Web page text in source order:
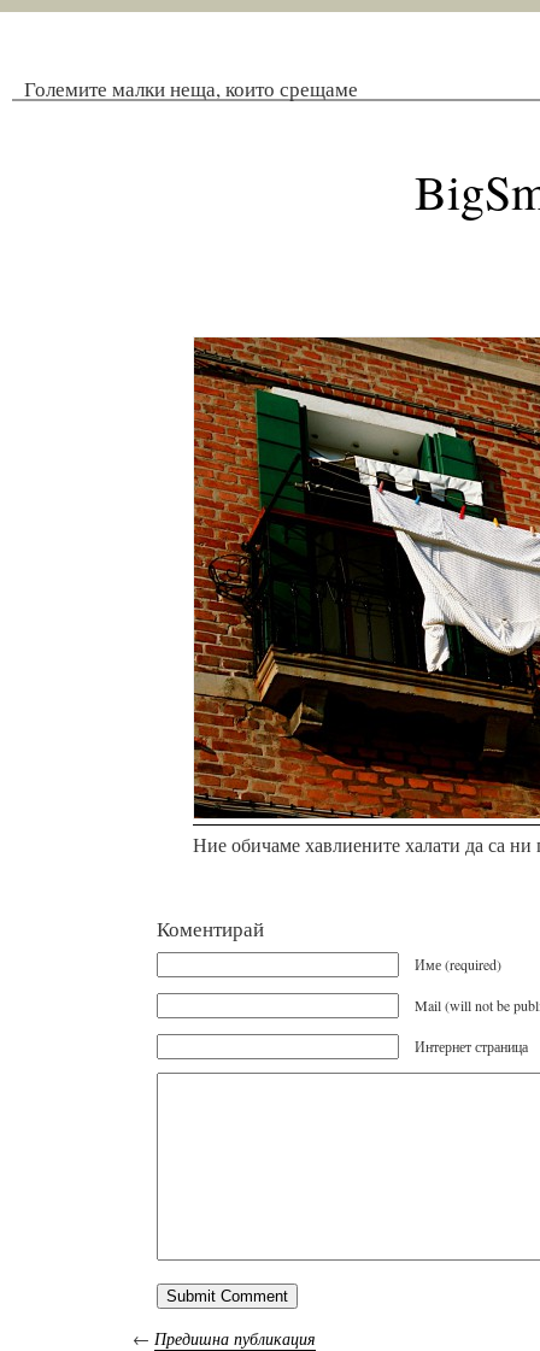
Големите малки неща, които срещаме
Ние обичаме хавлиените халати да са ни
Коментирай
Име (required)
Mail (will not be
Интернет страница
← Предишна публикация